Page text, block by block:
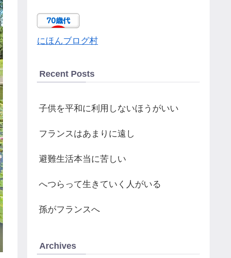
にほんブログ村
Recent Posts
子供を平和に利用しないほうがいい
フランスはあまりに遠し
避難生活本当に苦しい
へつらって生きていく人がいる
孫がフランスへ
Archives